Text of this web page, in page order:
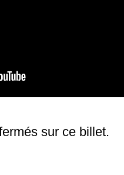
sur ce billet.